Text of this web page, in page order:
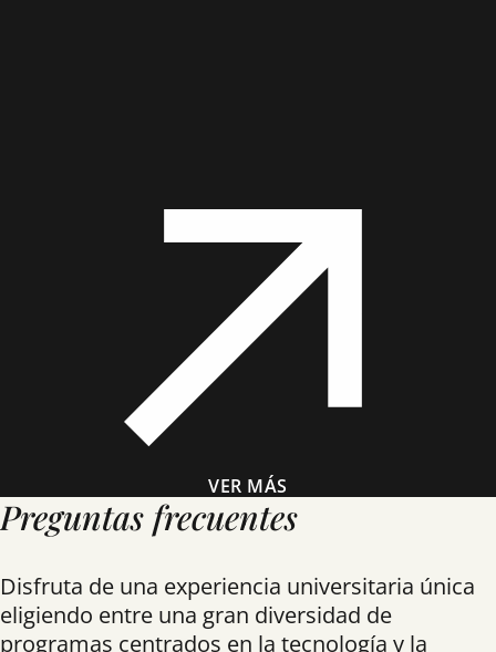
VER MÁS
Preguntas frecuentes
Disfruta de una experiencia universitaria única
eligiendo entre una gran diversidad de
programas centrados en la tecnología y la